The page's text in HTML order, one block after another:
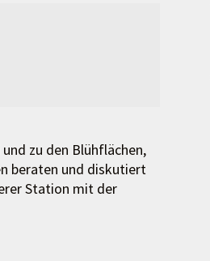
zu den Blühflächen,
beraten und diskutiert
Station mit der